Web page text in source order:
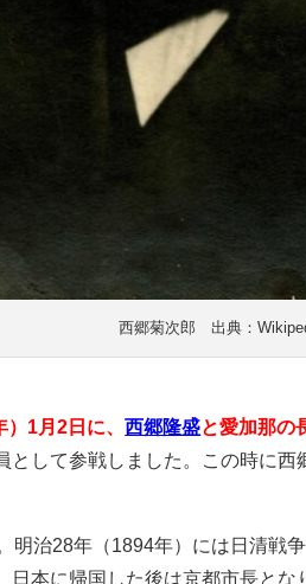
西郷菊次郎 出典：
）1月2日に、西郷隆盛と愛加那の
として参戦しました。この時に
明治28年（1894年）には日清戦
日本に帰国した後は京都市長と